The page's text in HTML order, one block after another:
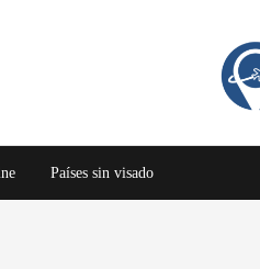
Países sin visado